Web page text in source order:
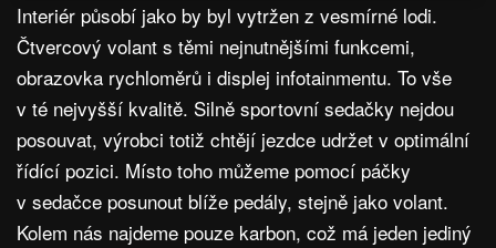
Interiér působí jako by byl vytržen z vesmírné lodi.
Čtvercový volant s těmi nejnutnějšími funkcemi,
obrazovka rychloměrů i displej infotainmentu. To vše
v té nejvyšší kvalitě. Silně sportovní sedačky nejdou
posouvat, výrobci totiž chtějí jezdce udržet v optimální
řídící pozici. Místo toho můžeme pomocí páčky
v sedačce posunout blíže pedály, stejně jako volant.
Kolem nás najdeme pouze karbon, což má jeden jediný